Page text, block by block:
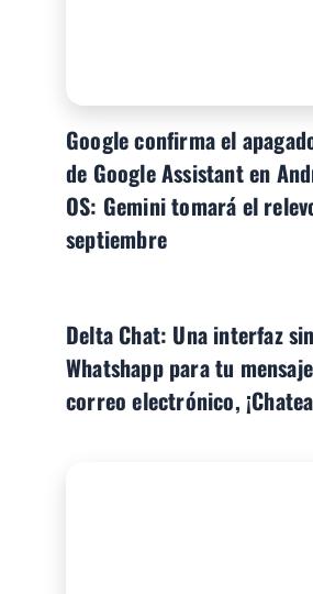
Google confirma el
de Google Assistant en
OS: Gemini tomará el
septiembre
Delta Chat: Una interfaz
Whatshapp para tu
correo electrónico,